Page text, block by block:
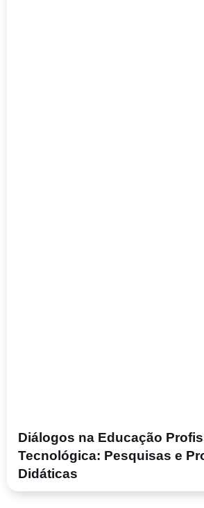
Diálogos na Educação
Tecnológica: Pesquisas e
Didáticas